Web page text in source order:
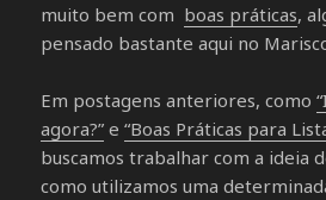
muito bem com boas práticas,
pensado bastante aqui no
Em postagens anteriores, como
agora?” e“Boas Práticas para
buscamos trabalhar com a ideia
como utilizamos uma